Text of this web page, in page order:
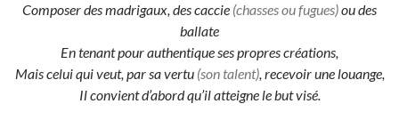
Composer des madrigaux, des caccie (chasses ou fugues)ou des
ballate
En tenant pour authentique ses propres créations,
Mais celui qui veut, par sa vertu (son talent), recevoir une louange,
Il convient d’abord qu’il atteigne le but visé.